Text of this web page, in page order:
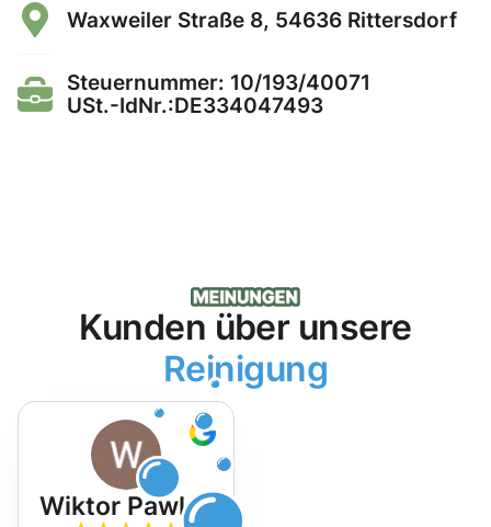
Waxweiler Straße 8, 54636 Rittersdorf
Steuernummer: 10/193/40071
USt.-IdNr.:DE334047493
Kunden über unsere
Reinigung
Wiktor Pawlak